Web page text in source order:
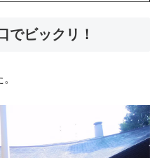
でビックリ！